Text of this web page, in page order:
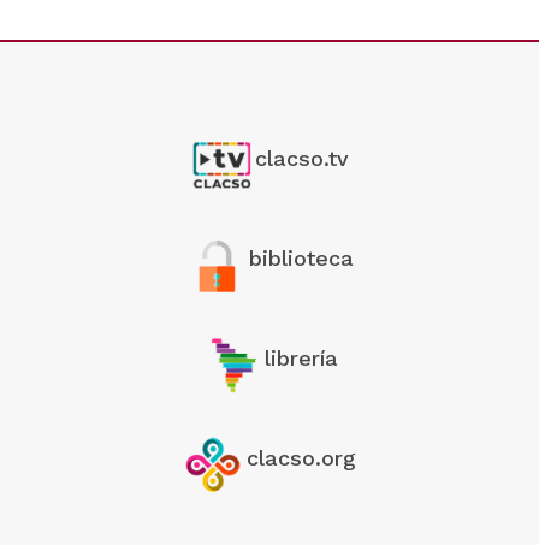
clacso.tv
biblioteca
librería
clacso.org